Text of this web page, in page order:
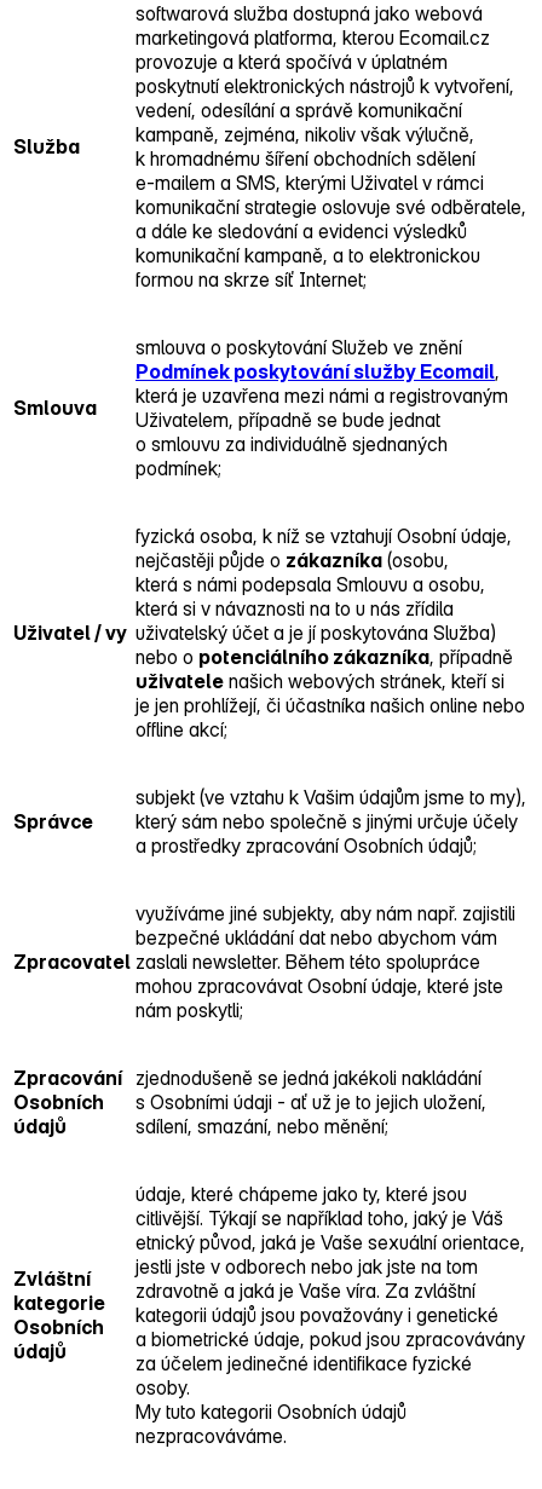
Služba
softwarová služba dostupná jako webová
marketingová platforma, kterou Ecomail.cz
provozuje a která spočívá v úplatném
poskytnutí elektronických nástrojů k vytvoření,
vedení, odesílání a správě komunikační
kampaně, zejména, nikoliv však výlučně,
k hromadnému šíření obchodních sdělení
e‑mailem a SMS, kterými Uživatel v rámci
komunikační strategie oslovuje své odběratele,
a dále ke sledování a evidenci výsledků
komunikační kampaně, a to elektronickou
formou na skrze síť Internet;
Smlouva
smlouva o poskytování Služeb ve znění
Podmínek poskytování služby Ecomail,
která je uzavřena mezi námi a registrovaným
Uživatelem, případně se bude jednat
o smlouvu za individuálně sjednaných
podmínek;
Uživatel / vy
fyzická osoba, k níž se vztahují Osobní údaje,
nejčastěji půjde o zákazníka (osobu,
která s námi podepsala Smlouvu a osobu,
která si v návaznosti na to u nás zřídila
uživatelský účet a je jí poskytována Služba)
nebo o potenciálního zákazníka, případně
uživatele našich webových stránek, kteří si
je jen prohlížejí, či účastníka našich online nebo
offline akcí;
Správce
subjekt (ve vztahu k Vašim údajům jsme to my),
který sám nebo společně s jinými určuje účely
a prostředky zpracování Osobních údajů;
Zpracovatel
využíváme jiné subjekty, aby nám např. zajistili
bezpečné ukládání dat nebo abychom vám
zaslali newsletter. Během této spolupráce
mohou zpracovávat Osobní údaje, které jste
nám poskytli;
Zpracování
Osobních
údajů
zjednodušeně se jedná jakékoli nakládání
s Osobními údaji ‑ ať už je to jejich uložení,
sdílení, smazání, nebo měnění;
Zvláštní
kategorie
Osobních
údajů
údaje, které chápeme jako ty, které jsou
citlivější. Týkají se například toho, jaký je Váš
etnický původ, jaká je Vaše sexuální orientace,
jestli jste v odborech nebo jak jste na tom
zdravotně a jaká je Vaše víra. Za zvláštní
kategorii údajů jsou považovány i genetické
a biometrické údaje, pokud jsou zpracovávány
za účelem jedinečné identifikace fyzické
osoby.
My tuto kategorii Osobních údajů
nezpracováváme.